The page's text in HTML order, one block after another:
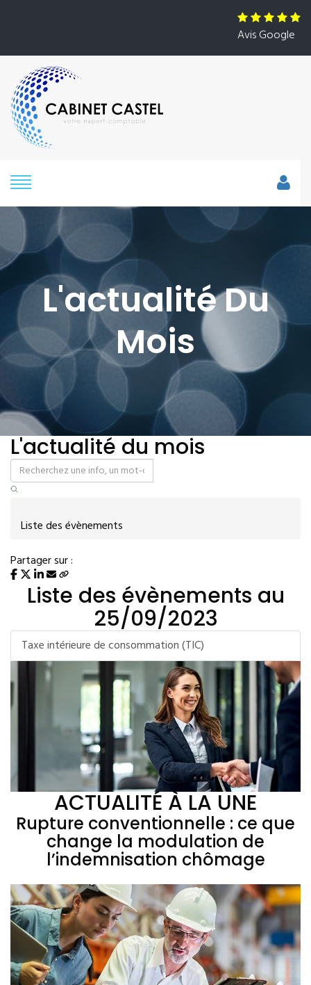
Avis Google
L'actualité Du
Mois
L'actualité du mois
Liste des évènements
Partager sur :
Liste des évènements au
25/09/2023
Taxe intérieure de consommation (TIC)
ACTUALITÉ À LA UNE
Rupture conventionnelle : ce que
change la modulation de
l’indemnisation chômage